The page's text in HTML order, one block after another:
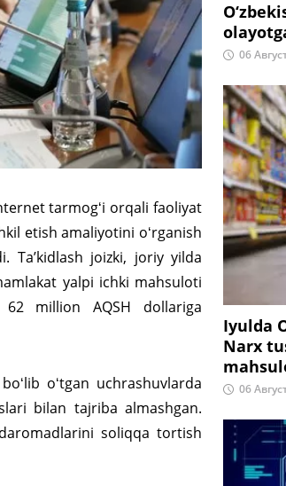
tarmogʻi orqali faoliyat
etish amaliyotini oʻrganish
Taʼkidlash joizki, joriy yilda
yalpi ichki mahsuloti
million AQSH dollariga
oʻtgan uchrashuvlarda
bilan tajriba almashgan.
soliqqa tortish
06
Iyulda
Narx
06